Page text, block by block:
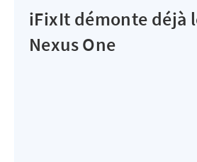
iFixIt démonte déjà
Nexus One